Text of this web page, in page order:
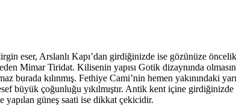
eser, Arslanlı Kapı’dan girdiğinizde ise gözünüze
Mimar Tiridat. Kilisenin yapısı Gotik dizaynında
burada kılınmış. Fethiye Cami’nin hemen yakınındaki
büyük çoğunluğu yıkılmıştır. Antik kent içine
yapılan güneş saati ise dikkat çekicidir.